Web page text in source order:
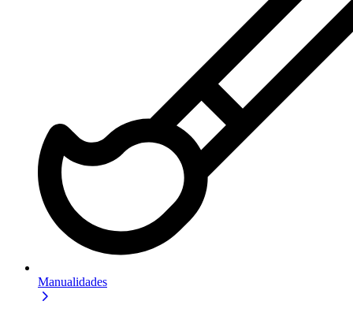
Manualidades